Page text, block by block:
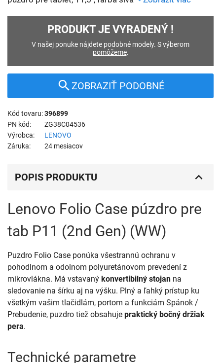
PRODUKT JE VYRADENÝ !
V našej ponuke nájdete podobné modely. S výberom
pomôžeme.
ZOBRAZIŤ PODOBNÉ
Kód tovaru 396899
PN kód
ZG38C04536
Výrobca
LENOVO
Záruka
24 mesiacov
POPIS PRODUKTU
Lenovo Folio Case púzdro pre
tab P11 (2nd Gen) (WW)
Puzdro Folio Case ponúka všestrannú ochranu v
pohodlnom a odolnom polyuretánovom prevedení z
mikrovlákna. Má vstavaný konvertibilný stojan na
sledovanie na šírku aj na výšku. Plný a ľahký prístup ku
všetkým vašim tlačidlám, portom a funkciám Spánok /
Prebudenie, puzdro tiež obsahuje praktický bočný držiak
pera.
Technické parametre